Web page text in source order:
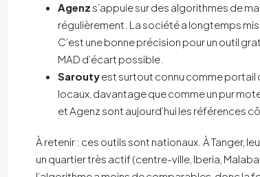
Agenz s’appuie sur des algorithmes de
régulièrement. La société a longtemps mis
C’est une bonne précision pour un outil
MAD d’écart possible.
Saroutyest surtout connu comme portail
locaux, davantage que comme un pur
et Agenz sont aujourd’hui les références
À retenir : ces outils sont nationaux. À Tanger,
un quartier très actif (centre-ville, Iberia,